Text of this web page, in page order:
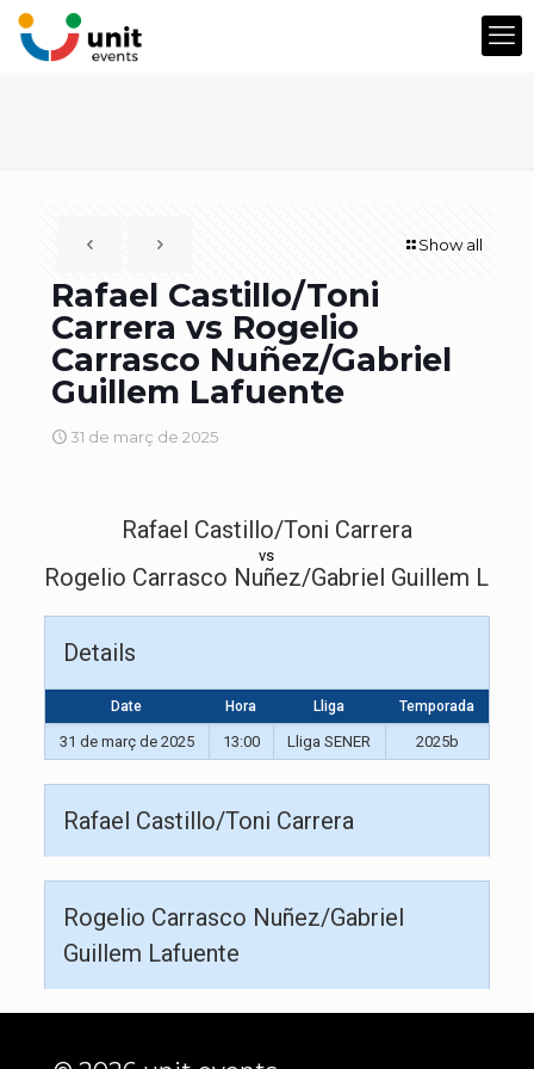
Show all
Rafael Castillo/Toni
Carrera vs Rogelio
Carrasco Nuñez/Gabriel
Guillem Lafuente
31 de març de 2025
Rafael Castillo/Toni Carrera
vs
Rogelio Carrasco Nuñez/Gabriel Guillem
Details
Date Hora Lliga Temporada
31 de març de 2025 13:00 Lliga SENER 2025b
Rafael Castillo/Toni Carrera
Rogelio Carrasco Nuñez/Gabriel
Guillem Lafuente